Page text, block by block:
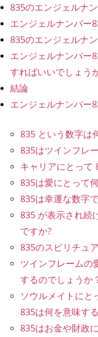
835のエンジェルナ
エンジェルナンバー
835のエンジェルナ
エンジェルナンバー
すればいいでしょう
結論
エンジェルナンバー
835 という数字は
835はツインフレ
キャリアにとって
835は愛にとって
835は幸運な数字
835 が表示され続
ですか?
835のスピリチュ
ツインフレームの
するのでしょうか
ソウルメイトにと
835は何を意味す
835はお金や財政